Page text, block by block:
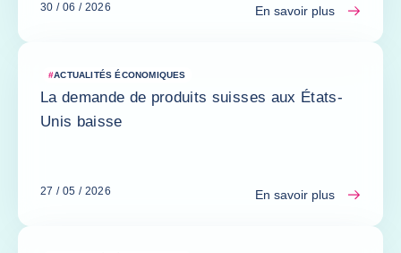
30 / 06 / 2026 En savoir plus
#ACTUALITÉS ÉCONOMIQUES
La demande de produits suisses aux États-
Unis baisse
27 / 05 / 2026 En savoir plus